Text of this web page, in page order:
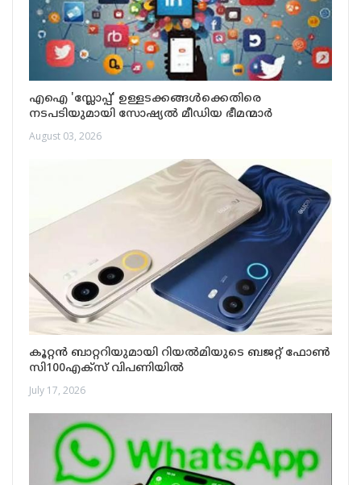
എഐ 'സ്ലോപ്പ്' ഉള്ളടക്കങ്ങൾക്കെതിരെ
നടപടിയുമായി സോഷ്യൽ മീഡിയ ഭീമന്മാർ
August 03, 2026
കൂറ്റൻ ബാറ്ററിയുമായി റിയൽമിയുടെ ബജറ്റ് ഫോൺ
സി100എക്‌സ് വിപണിയിൽ
July 17, 2026